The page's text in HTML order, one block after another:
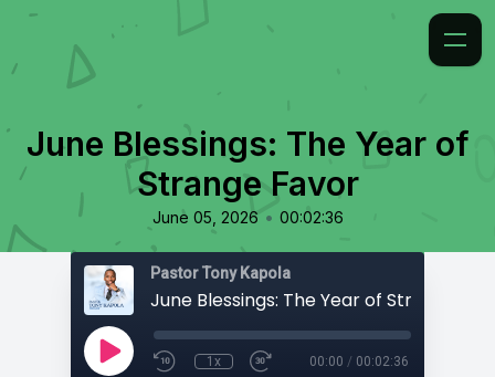
June Blessings: The Year of
Strange Favor
June 05, 2026 • 00:02:36
Pastor Tony Kapola
June Blessings: The Year of Strange
1x 00:00 / 00:02:36